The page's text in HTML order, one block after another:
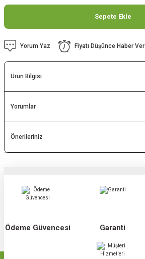
Sepete Ekle
Yorum Yaz Fiyatı Düşünce Haber Ver
Ürün Bilgisi
Yorumlar
Önerileriniz
Ödeme Güvencesi Garanti